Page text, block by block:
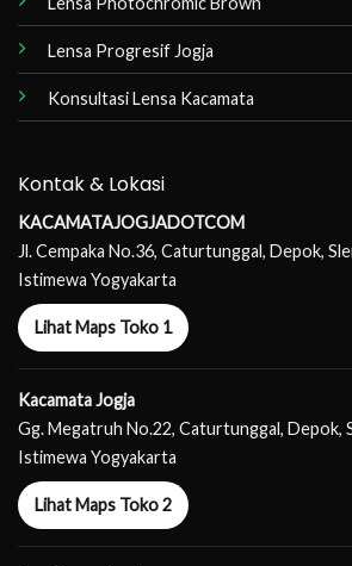
Lensa Progresif Jogja
Konsultasi Lensa Kacamata
Kontak & Lokasi
KACAMATAJOGJADOTCOM
Jl. Cempaka No.36, Caturtunggal, Depok,
Istimewa Yogyakarta
Lihat Maps Toko 1
Kacamata Jogja
Gg. Megatruh No.22, Caturtunggal, Depok,
Istimewa Yogyakarta
Lihat Maps Toko 2